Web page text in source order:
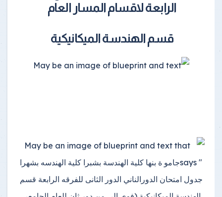
الرابعة لاقسام المسار العام
قسم الهندسة الميكانيكية